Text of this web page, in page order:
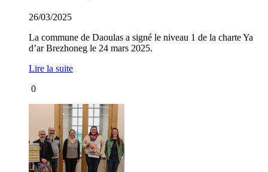
26/03/2025
La commune de Daoulas a signé le niveau 1 de la charte Ya
d’ar Brezhoneg le 24 mars 2025.
Lire la suite
0